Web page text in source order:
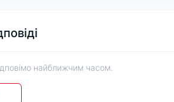
найближчим часом.